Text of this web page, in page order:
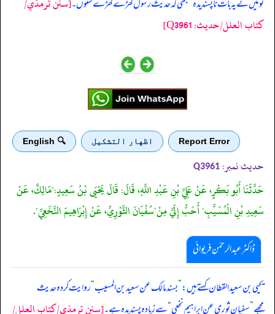
تو میں نے یہ بات ناپسندیدہ سمجھی کہ حدیث رسول کھڑے کھڑے سنوں۔
کتاب العلل/حدیث: Q3961]
Report Error اظهار التشكيل 🔍 English
حدیث نمبر: Q3961
حَدَّثَنَا أَبُو بَكْرٍ، عَنْ عَلِيِّ بْنِ عَبْدِ اللَّهِ، قَالَ: قَالَ يَحْيَى بْنُ سَعِيدٍ:"مَالِكٌ، عَنْ
سَعِيدِ بْنِ الْمُسَيَّبِ" أَحَبُّ إِلَيَّ مِنْ"سُفْيَانَ الثَّوْرِيِّ، عَنْ إِبْرَاهِيمَ النَّخَعِيِّ".
ڈاکٹر عبدالرحمٰن فریوائی
‏‏‏‏ یحیی بن سعید القطان کہتے ہیں:”بسند مالک عن سعید بن المسیب“روایت کردہ حدیث
مجھے”سفیان ثوری عن ابراہیم نخعی“سے زیادہ پسندیدہ ہے۔[سنن ترمذي/کتاب العلل/